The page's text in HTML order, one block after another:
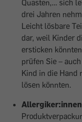
Quasten,… sich
drei Jahren
Leicht lösbare
dar, weil Kinder
ersticken
prüfen Sie –
Kind in die Hand
lösen könnten.